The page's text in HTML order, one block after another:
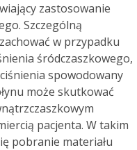
zastosowanie
Szczególną
w przypadku
śródczaszkowego,
spowodowany
może skutkować
pacjenta. W takim
pobranie materiału